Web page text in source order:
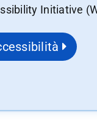
Initiative